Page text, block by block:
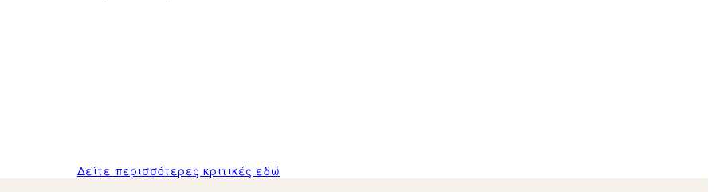
Δείτε περισσότερες κριτικές εδώ